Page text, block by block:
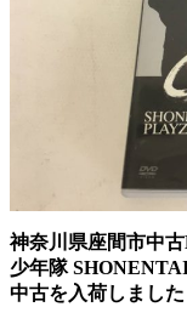
神奈川県座間市中
少年隊
中古を入荷しました